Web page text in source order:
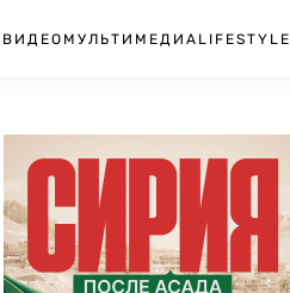
ВИДЕО МУЛЬТИМЕДИА LIFESTYLE